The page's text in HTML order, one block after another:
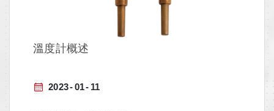
11
01
2023
溫度計概述